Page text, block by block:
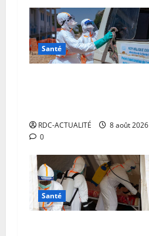
Santé
RDC-ACTUALITÉ
8 août 2026
0
Santé